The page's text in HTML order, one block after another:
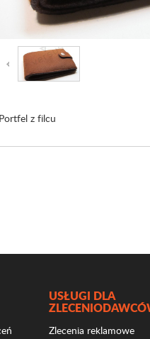
Portfel z filcu
USŁUGI DLA
Zlecenia reklamowe